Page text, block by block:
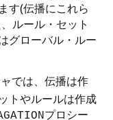
す(伝播にこれら
ルール・セット
グローバル・ルー
では、伝播は作
トやルールは作成
プロシー